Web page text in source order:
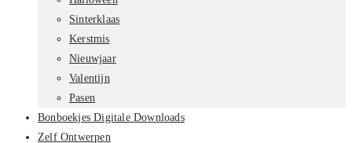
Sinterklaas
Kerstmis
Nieuwjaar
Valentijn
Pasen
Bonboekjes Digitale Downloads
Zelf Ontwerpen